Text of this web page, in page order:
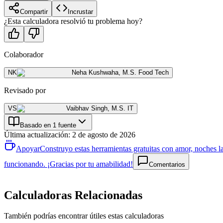
Compartir Incrustar
¿Esta calculadora resolvió tu problema hoy?
Colaborador
NK Neha Kushwaha M.S. Food Tech
Revisado por
VS Vaibhav Singh M.S. IT
Basado en 1 fuente
Última actualización: 2 de agosto de 2026
ApoyarConstruyo estas herramientas gratuitas con amor,
funcionando. ¡Gracias por tu amabilidad!
Comentarios
Calculadoras Relacionadas
También podrías encontrar útiles estas calculadoras